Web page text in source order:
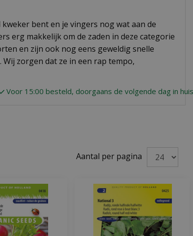
bent en je vingers nog wat aan de
erg makkelijk om de zaden in deze categorie
en zijn ook nog eens geweldig snelle
zorgen dat ze in een rap tempo,
Voor 15:00 besteld, doorgaans de volgende dag in huis
Aantal per pagina